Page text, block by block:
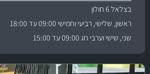
בצלאל 6 חולון
ראשון, שלישי, רביעי וחמישי 09:00 עד 18:00
שני, שישי וערבי חג 09:00 עד 15:00